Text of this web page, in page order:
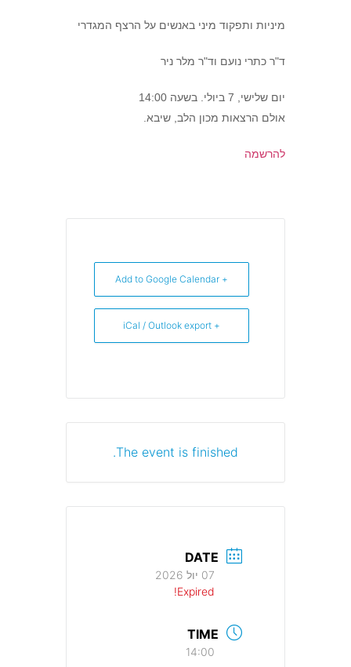
מיניות ותפקוד מיני באנשים על הרצף המגדרי
ד"ר כתרי נועם וד"ר מלר ניר
יום שלישי, 7 ביולי. בשעה 14:00
אולם הרצאות מכון הלב, שיבא.
להרשמה
+ Add to Google Calendar
+ iCal / Outlook export
The event is finished.
DATE
07 יול 2026
Expired!
TIME
14:00